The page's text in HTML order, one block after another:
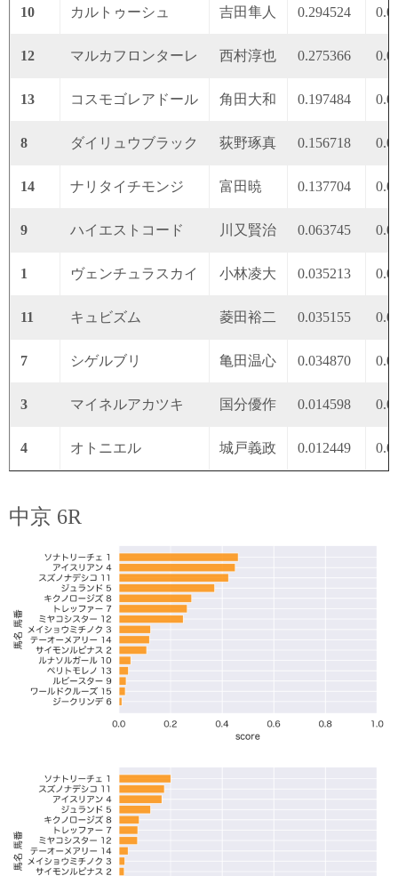
10 カルトゥーシュ 吉田隼人 0.294524
12 マルカフロンターレ 西村淳也 0.275366
13 コスモゴレアドール 角田大和 0.197484
8 ダイリュウブラック 荻野琢真 0.156718
14 ナリタイチモンジ 富田暁 0.137704
9 ハイエストコード 川又賢治 0.063745
1 ヴェンチュラスカイ 小林凌大 0.035213
11 キュビズム 菱田裕二 0.035155
7 シゲルブリ 亀田温心 0.034870
3 マイネルアカツキ 国分優作 0.014598
4 オトニエル 城戸義政 0.012449
中京 6R